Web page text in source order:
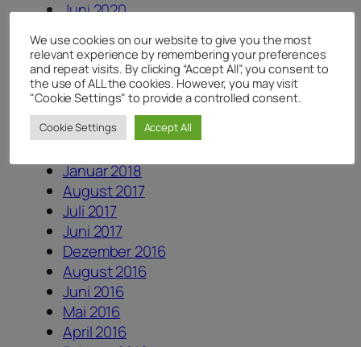
Juni 2020
April 2020
August 2019
August 2018
Juli 2018
Juni 2018
Januar 2018
August 2017
Juli 2017
Juni 2017
Dezember 2016
August 2016
Juni 2016
Mai 2016
April 2016
We use cookies on our website to give you the most
relevant experience by remembering your preferences
and repeat visits. By clicking “Accept All”, you consent to
the use of ALL the cookies. However, you may visit
"Cookie Settings" to provide a controlled consent.
Cookie Settings Accept All